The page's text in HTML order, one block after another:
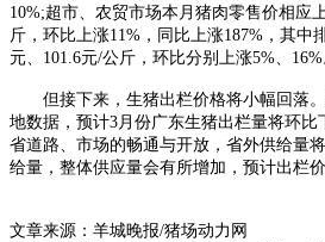
10%;超市、农贸市场本月猪肉零售价相应
斤，环比上涨11%，同比上涨187%，其中
元、101.6元/公斤，环比分别上涨5%、16%
但接下来，生猪出栏价格将小幅回落。
地数据，预计3月份广东生猪出栏量将环比
省道路、市场的畅通与开放，省外供给量
给量，整体供应量会有所增加，预计出栏
文章来源：羊城晚报/猪场动力网